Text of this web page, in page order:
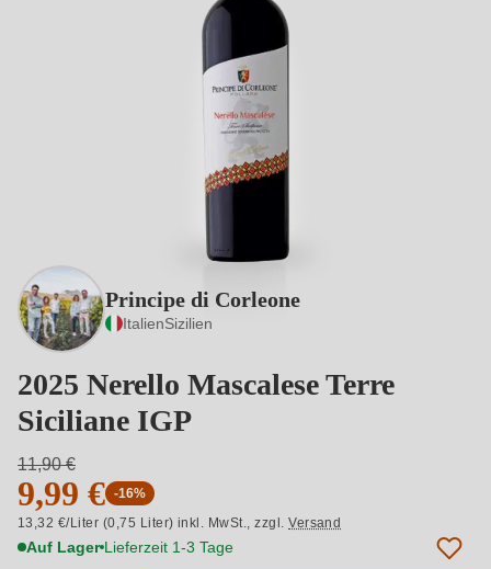
Principe di Corleone
ItalienSizilien
2025 Nerello Mascalese Terre
Siciliane IGP
11,90 €
9,99 € -16%
13,32 €/Liter (0,75 Liter) inkl. MwSt.,zzgl.Versand
Auf Lager Lieferzeit 1-3 Tage